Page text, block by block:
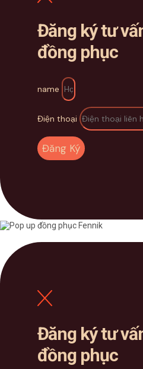
Đăng ký tư
đồng phục
name
Điện thoại
Đăng Ký
Đăng ký tư
đồng phục